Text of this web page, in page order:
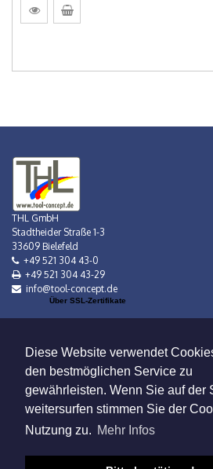
Diese Website verwendet
den bestmöglichen Service zu
gewährleisten. Wenn Sie auf der
weitersurfen stimmen Sie der
Nutzung zu. Mehr Infos
THL GmbH
Stadtheider Straße 1-3
33609 Bielefeld
+49 521 304 43-0
+49 521 304 43-29
info@tool-concept.de
Über SSL-Zertifikate